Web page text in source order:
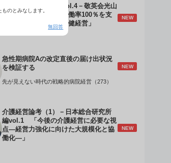
介護経営のデザインVol.4－敬英会光山
誠理事長 「驚異の稼働率100％を支
える『顧客目線』の老健経営」
NEW
急性期病院Aの改定直後の届け出状況
を検証する
NEW
先が見えない時代の戦略的病院経営（273）
介護経営論考（1）－日本総合研究所
編vol.1 「今後の介護経営に必要な視
点―経営力強化に向けた大規模化と協
働化―」
NEW
のとみなします。
無回答